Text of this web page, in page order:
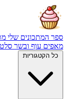
ספר המתכונים שלי
מאפיםעוף ובשר
כל הקטגוריות